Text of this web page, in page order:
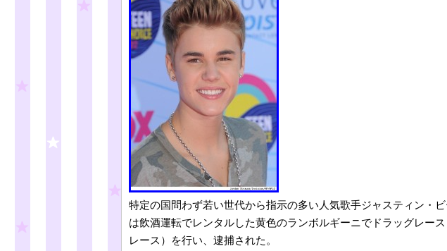
特定の国問わず若い世代から指示の多い人気歌手ジャスティン・
は飲酒運転でレンタルした黄色のランボルギーニでドラッグレー
レース）を行い、逮捕された。